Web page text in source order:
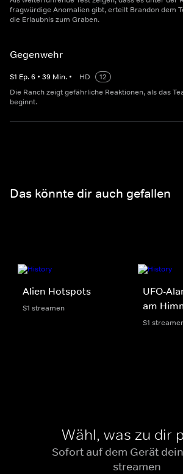
fragwürdige Anomalien gibt, erteilt Brandon dem
die Erlaubnis zum Graben.
Gegenwehr
S1 Ep.6 • 39 Min. • HD
12
Die Ranch zeigt gefährliche Reaktionen, als das
beginnt.
Das könnte dir auch gefallen
Alien Hotspots
S1 streamen
UFO-
am
S1
Wähl, was zu dir
Sofort auf dem Gerät
streamen